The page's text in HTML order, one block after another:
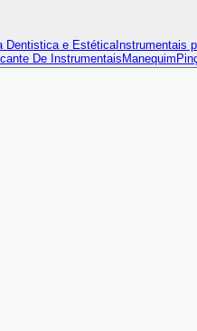
Dentistica e EstéticaInstrumentais
De Instrumentais Manequim